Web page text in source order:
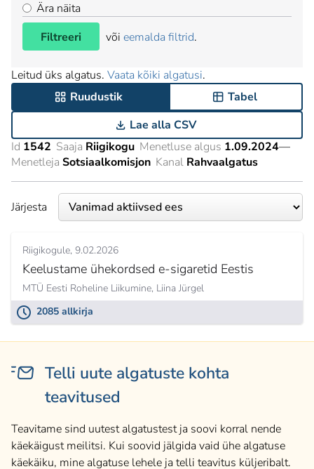
Ära näita
Filtreeri
või eemalda filtrid.
Leitud üks algatus. Vaata kõiki algatusi.
Ruudustik
Tabel
Lae alla CSV
Id 1542 Saaja Riigikogu Menetluse algus 1.09.2024—
Menetleja Sotsiaalkomisjon Kanal Rahvaalgatus
Järjesta
Riigikogule 9.02.2026
Keelustame ühekordsed e-sigaretid Eestis
MTÜ Eesti Roheline Liikumine, Liina Jürgel
2085 allkirja
Telli uute algatuste kohta
teavitused
Teavitame sind uutest algatustest ja soovi korral nende
käekäigust meilitsi. Kui soovid jälgida vaid ühe algatuse
käekäiku, mine algatuse lehele ja telli teavitus küljeribalt.